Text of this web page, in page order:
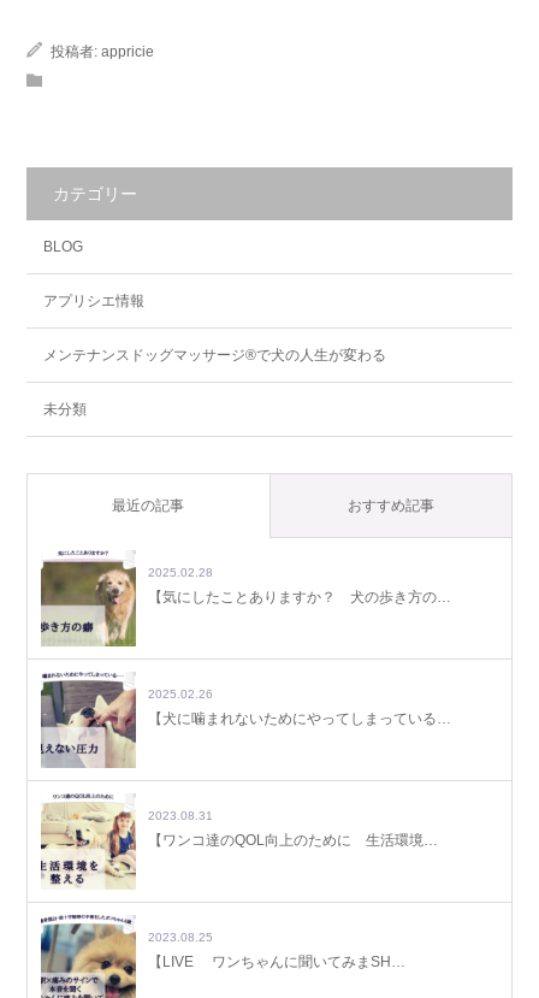
投稿者: appricie
カテゴリー
BLOG
アプリシエ情報
メンテナンスドッグマッサージ®で犬の人生が変わる
未分類
最近の記事 おすすめ記事
2025.02.28
【気にしたことありますか？ 犬の歩き方の…
2025.02.26
【犬に噛まれないためにやってしまっている…
2023.08.31
【ワンコ達のQOL向上のために 生活環境…
2023.08.25
【LIVE ワンちゃんに聞いてみまSH…